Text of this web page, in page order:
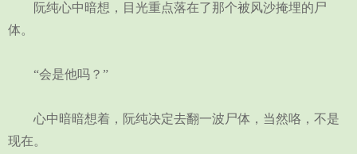
阮纯心中暗想，目光重点落在了那个被风沙掩埋的尸
体。
“会是他吗？”
心中暗暗想着，阮纯决定去翻一波尸体，当然咯，不是
现在。